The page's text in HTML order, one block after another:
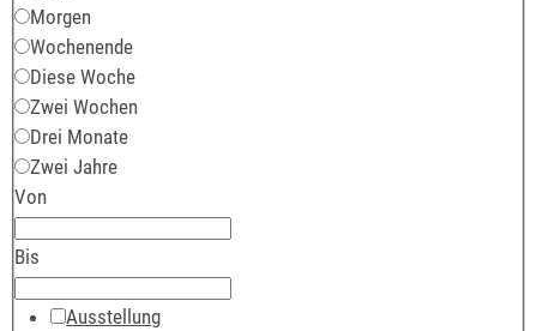
Morgen
Wochenende
Diese Woche
Zwei Wochen
Drei Monate
Zwei Jahre
Von
Bis
Ausstellung